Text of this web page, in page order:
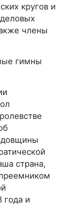
кругов и
члены
гимны
страна,
года и